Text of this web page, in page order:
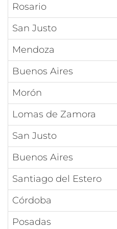
Rosario
San Justo
Mendoza
Buenos Aires
Morón
Lomas de Zamora
San Justo
Buenos Aires
Santiago del Estero
Córdoba
Posadas